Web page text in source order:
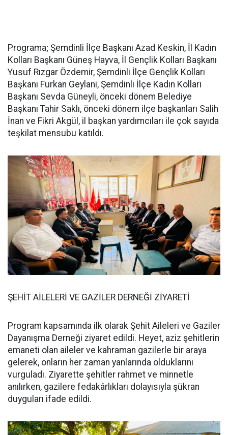
Programa; Şemdinli İlçe Başkanı Azad Keskin, İl Kadın
Kolları Başkanı Güneş Hayva, İl Gençlik Kolları Başkanı
Yusuf Rızgar Özdemir, Şemdinli İlçe Gençlik Kolları
Başkanı Furkan Geylani, Şemdinli İlçe Kadın Kolları
Başkanı Sevda Güneyli, önceki dönem Belediye
Başkanı Tahir Saklı, önceki dönem ilçe başkanları Salih
İnan ve Fikri Akgül, il başkan yardımcıları ile çok sayıda
teşkilat mensubu katıldı.
ŞEHİT AİLELERİ VE GAZİLER DERNEĞİ ZİYARETİ
Program kapsamında ilk olarak Şehit Aileleri ve Gaziler
Dayanışma Derneği ziyaret edildi. Heyet, aziz şehitlerin
emaneti olan aileler ve kahraman gazilerle bir araya
gelerek, onların her zaman yanlarında olduklarını
vurguladı. Ziyarette şehitler rahmet ve minnetle
anılırken, gazilere fedakârlıkları dolayısıyla şükran
duyguları ifade edildi.